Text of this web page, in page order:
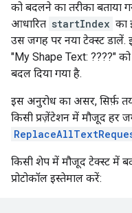
को बदलने का तरीका बताया
आधारित startIndex का
उस जगह पर नया टेक्स्ट डालें.
"My Shape Text: ????"
बदल दिया गया है.
इस अनुरोध का असर, सिर्फ़
किसी प्रज़ेंटेशन में मौजूद हर
किसी शेप में मौजूद टेक्स्ट में
प्रोटोकॉल इस्तेमाल करें: